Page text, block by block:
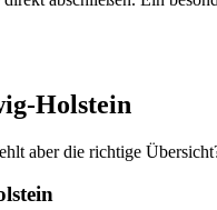
Holstein
aber die richtige